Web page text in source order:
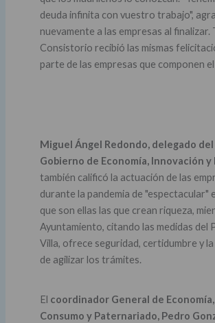
deuda infinita con vuestro trabajo",
nuevamente a las empresas al finalizar.
Consistorio recibió las mismas
parte de las empresas que componen
Miguel Ángel Redondo, delegado
Gobierno de Economía, Innovación y
también calificó la actuación de las
durante la pandemia de "espectacular"
que son ellas las que crean riqueza,
Ayuntamiento, citando las medidas del
Villa, ofrece seguridad, certidumbre y
de agilizar los trámites.
El coordinador General de
Consumo y Paternariado, Pedro